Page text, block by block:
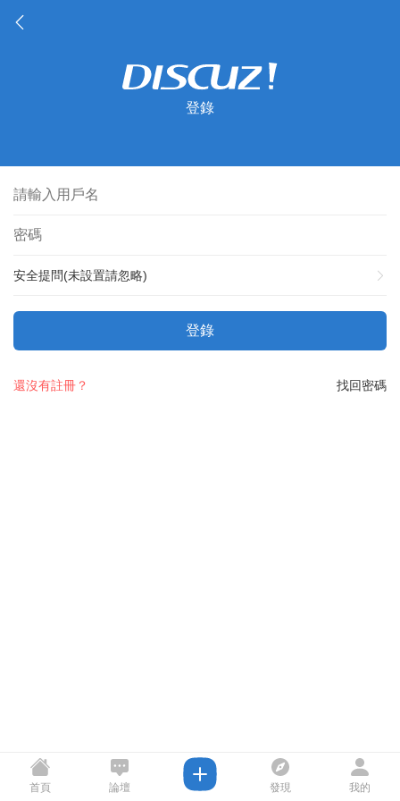
登錄
安全提問(未設置請忽略)
登錄
找回密碼
還沒有註冊？
首頁 論壇 發現 我的